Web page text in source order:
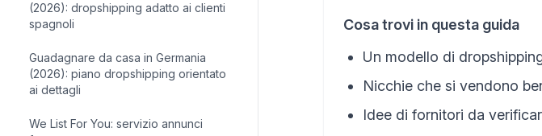
(2026): dropshipping adatto ai clienti
spagnoli
Guadagnare da casa in Germania
(2026): piano dropshipping orientato
ai dettagli
We List For You: servizio annunci
Cosa trovi in questa guida
Un modello di
Nicchie che si vendono
Idee di fornitori da